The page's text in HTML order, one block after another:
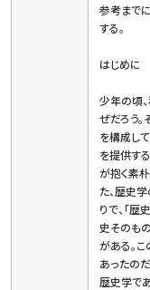
参考まで
する。
はじめに
少年の頃
ぜだろう
を構成し
を提供す
が抱く素
た、歴史
りで、「
史そのも
がある。
あったのだ
歴史学で